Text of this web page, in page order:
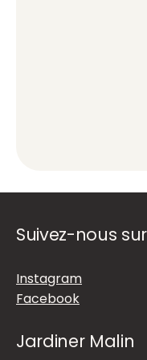
Suivez-nous
Instagram
Facebook
Jardiner Malin